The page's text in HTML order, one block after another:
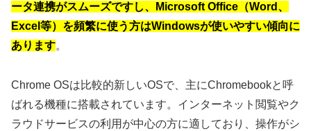
ータ連携がスムーズですし、Microsoft Office（Word、
Excel等）を頻繁に使う方はWindowsが使いやすい傾向に
あります。
Chrome OSは比較的新しいOSで、主にChromebookと呼
ばれる機種に搭載されています。インターネット閲覧やク
ラウドサービスの利用が中心の方に適しており、操作がシ